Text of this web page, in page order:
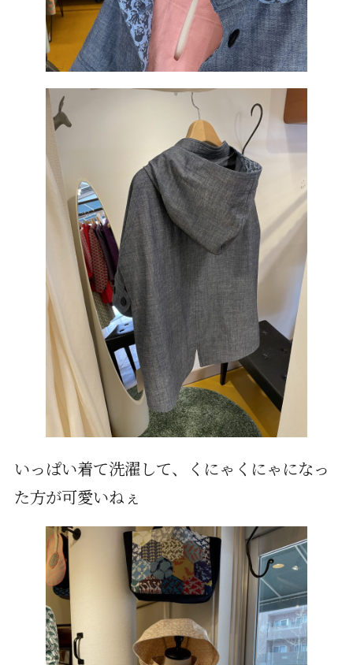
いっぱい着て洗濯して、くにゃくにゃになっ
た方が可愛いねぇ